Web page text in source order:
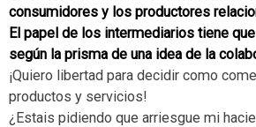
consumidores y los productores
El papel de los intermediarios tiene
según la prisma de una idea de la
¡Quiero libertad para decidir como
productos y servicios!
¿Estais pidiendo que arriesgue mi